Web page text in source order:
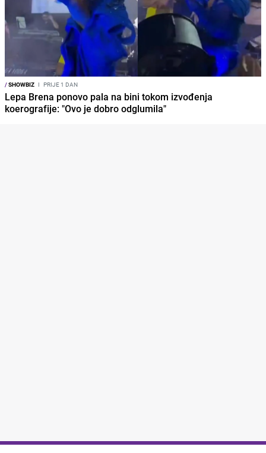
/SHOWBIZ I PRIJE 1 DAN
Lepa Brena ponovo pala na bini tokom izvođenja
koerografije: "Ovo je dobro odglumila"